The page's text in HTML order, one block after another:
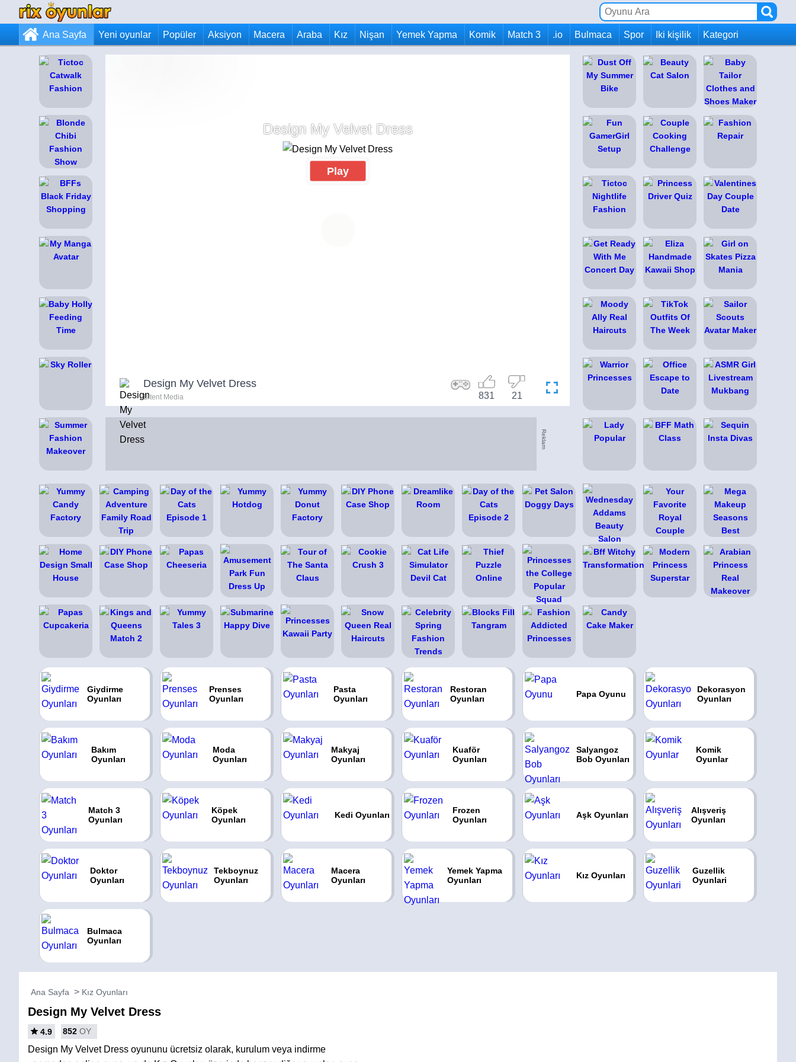
Ana Sayfa Yeni oyunlar Popüler Aksiyon Macera Araba Kız Nişan Yemek Yapma Komik Match 3 .io Bulmaca Spor Iki kişilik Kategori
Design My Velvet Dress
Play
Design My Velvet Dress
Bitent Media 21
831
Reklam
Giydirme
Oyunları
Prenses
Oyunları
Pasta
Oyunları
Restoran
Oyunları
Papa Oyunu
Dekorasyon
Oyunları
Bakım
Oyunları
Moda
Oyunları
Makyaj
Oyunları
Kuaför
Oyunları
Salyangoz
Bob Oyunları
Komik
Oyunlar
Match 3
Oyunları
Köpek
Oyunları
Kedi Oyunları
Frozen
Oyunları
Aşk Oyunları
Alışveriş
Oyunları
Doktor
Oyunları
Tekboynuz
Oyunları
Macera
Oyunları
Yemek Yapma
Oyunları
Kız Oyunları
Guzellik
Oyunlari
Bulmaca
Oyunları
Ana Sayfa Kız Oyunları
Design My Velvet Dress
4.9 852 OY
Design My Velvet Dress oyununu ücretsiz olarak, kurulum veya indirme